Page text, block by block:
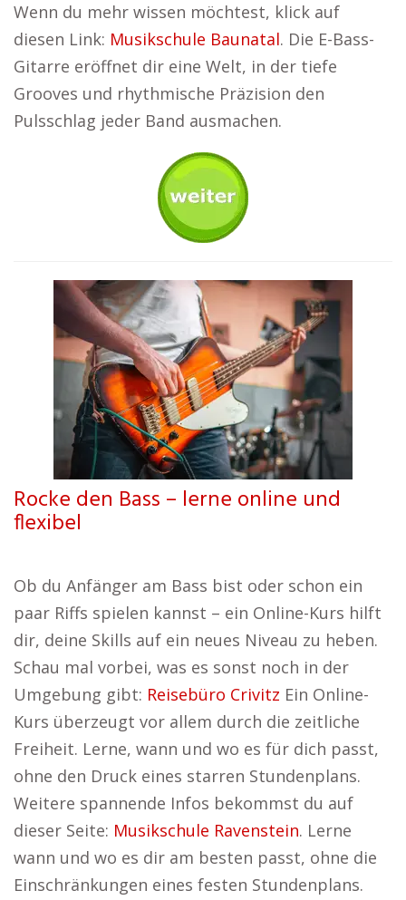
Wenn du mehr wissen möchtest, klick auf
diesen Link: Musikschule Baunatal. Die E-Bass-
Gitarre eröffnet dir eine Welt, in der tiefe
Grooves und rhythmische Präzision den
Pulsschlag jeder Band ausmachen.
Rocke den Bass – lerne online und
flexibel
Ob du Anfänger am Bass bist oder schon ein
paar Riffs spielen kannst – ein Online-Kurs hilft
dir, deine Skills auf ein neues Niveau zu heben.
Schau mal vorbei, was es sonst noch in der
Umgebung gibt: Reisebüro Crivitz Ein Online-
Kurs überzeugt vor allem durch die zeitliche
Freiheit. Lerne, wann und wo es für dich passt,
ohne den Druck eines starren Stundenplans.
Weitere spannende Infos bekommst du auf
dieser Seite: Musikschule Ravenstein. Lerne
wann und wo es dir am besten passt, ohne die
Einschränkungen eines festen Stundenplans.